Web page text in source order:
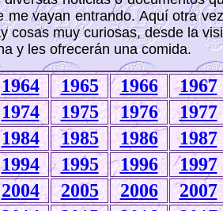
me vayan entrando. Aquí otra
cosas muy curiosas, desde la
y les ofrecerán una comida.
1964 1965 1966
1967
1974
1975 1976
1977
1984
1985 1986
1987
1994
1995 1996
1997
2004 2005 2006 2007